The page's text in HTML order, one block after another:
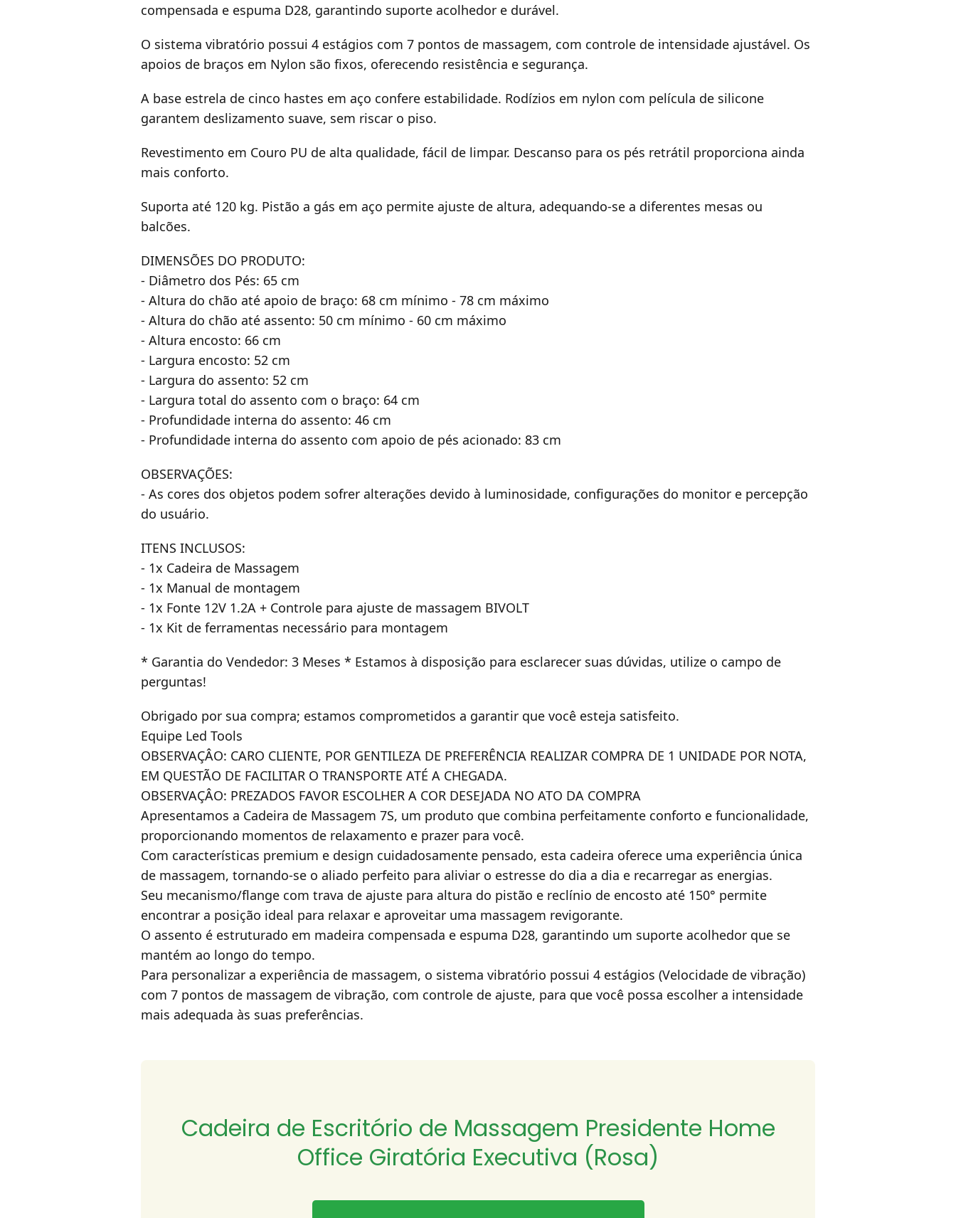
compensada e espuma D28, garantindo suporte acolhedor e durável.
O sistema vibratório possui 4 estágios com 7 pontos de massagem, com controle de intensidade ajustável. Os
apoios de braços em Nylon são fixos, oferecendo resistência e segurança.
A base estrela de cinco hastes em aço confere estabilidade. Rodízios em nylon com película de silicone
garantem deslizamento suave, sem riscar o piso.
Revestimento em Couro PU de alta qualidade, fácil de limpar. Descanso para os pés retrátil proporciona ainda
mais conforto.
Suporta até 120 kg. Pistão a gás em aço permite ajuste de altura, adequando-se a diferentes mesas ou
balcões.
DIMENSÕES DO PRODUTO:
- Diâmetro dos Pés: 65 cm
- Altura do chão até apoio de braço: 68 cm mínimo - 78 cm máximo
- Altura do chão até assento: 50 cm mínimo - 60 cm máximo
- Altura encosto: 66 cm
- Largura encosto: 52 cm
- Largura do assento: 52 cm
- Largura total do assento com o braço: 64 cm
- Profundidade interna do assento: 46 cm
- Profundidade interna do assento com apoio de pés acionado: 83 cm
OBSERVAÇÕES:
- As cores dos objetos podem sofrer alterações devido à luminosidade, configurações do monitor e percepção
do usuário.
ITENS INCLUSOS:
- 1x Cadeira de Massagem
- 1x Manual de montagem
- 1x Fonte 12V 1.2A + Controle para ajuste de massagem BIVOLT
- 1x Kit de ferramentas necessário para montagem
* Garantia do Vendedor: 3 Meses * Estamos à disposição para esclarecer suas dúvidas, utilize o campo de
perguntas!
Obrigado por sua compra; estamos comprometidos a garantir que você esteja satisfeito.
Equipe Led Tools
OBSERVAÇÂO: CARO CLIENTE, POR GENTILEZA DE PREFERÊNCIA REALIZAR COMPRA DE 1 UNIDADE POR NOTA,
EM QUESTÃO DE FACILITAR O TRANSPORTE ATÉ A CHEGADA.
OBSERVAÇÂO: PREZADOS FAVOR ESCOLHER A COR DESEJADA NO ATO DA COMPRA
Apresentamos a Cadeira de Massagem 7S, um produto que combina perfeitamente conforto e funcionalidade,
proporcionando momentos de relaxamento e prazer para você.
Com características premium e design cuidadosamente pensado, esta cadeira oferece uma experiência única
de massagem, tornando-se o aliado perfeito para aliviar o estresse do dia a dia e recarregar as energias.
Seu mecanismo/flange com trava de ajuste para altura do pistão e reclínio de encosto até 150° permite
encontrar a posição ideal para relaxar e aproveitar uma massagem revigorante.
O assento é estruturado em madeira compensada e espuma D28, garantindo um suporte acolhedor que se
mantém ao longo do tempo.
Para personalizar a experiência de massagem, o sistema vibratório possui 4 estágios (Velocidade de vibração)
com 7 pontos de massagem de vibração, com controle de ajuste, para que você possa escolher a intensidade
mais adequada às suas preferências.
Cadeira de Escritório de Massagem Presidente Home
Office Giratória Executiva (Rosa)